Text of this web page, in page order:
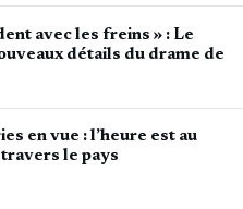
avec les freins » : Le
détails du drame de
en vue : l’heure est au
le pays